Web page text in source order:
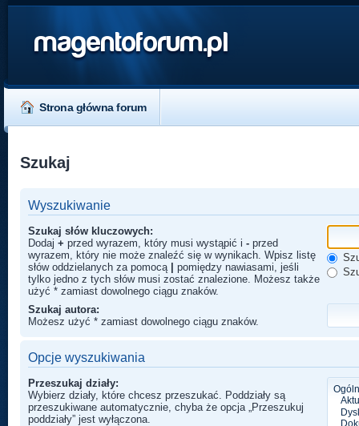
magentoforum.pl
Strona główna forum
Szukaj
Wyszukiwanie
Szukaj słów kluczowych:
Dodaj + przed wyrazem, który musi wystąpić i - przed
wyrazem, który nie może znaleźć się w wynikach. Wpisz listę
słów oddzielanych za pomocą
pomiędzy nawiasami, jeśli
tylko jedno z tych słów musi zostać znalezione. Możesz także
użyć * zamiast dowolnego ciągu znaków.
Szukaj autora:
Możesz użyć * zamiast dowolnego ciągu znaków.
Opcje wyszukiwania
Przeszukaj działy:
Wybierz działy, które chcesz przeszukać. Poddziały są
przeszukiwane automatycznie, chyba że opcja „Przeszukuj
poddziały” jest wyłączona.